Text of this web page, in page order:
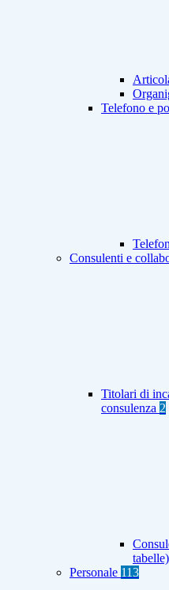
Telefono e
Consulenti e
Titolari di
consulenza 2
tabelle)
Personale 113